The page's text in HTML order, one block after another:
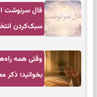
سبک‌کردن
وقتی همه
بخوانید؛ ذکر